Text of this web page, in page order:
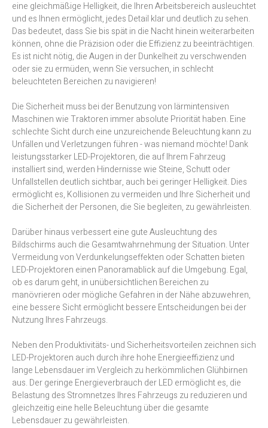
eine gleichmäßige Helligkeit, die Ihren Arbeitsbereich ausleuchtet
und es Ihnen ermöglicht, jedes Detail klar und deutlich zu sehen.
Das bedeutet, dass Sie bis spät in die Nacht hinein weiterarbeiten
können, ohne die Präzision oder die Effizienz zu beeinträchtigen.
Es ist nicht nötig, die Augen in der Dunkelheit zu verschwenden
oder sie zu ermüden, wenn Sie versuchen, in schlecht
beleuchteten Bereichen zu navigieren!
Die Sicherheit muss bei der Benutzung von lärmintensiven
Maschinen wie Traktoren immer absolute Priorität haben. Eine
schlechte Sicht durch eine unzureichende Beleuchtung kann zu
Unfällen und Verletzungen führen - was niemand möchte! Dank
leistungsstarker LED-Projektoren, die auf Ihrem Fahrzeug
installiert sind, werden Hindernisse wie Steine, Schutt oder
Unfallstellen deutlich sichtbar, auch bei geringer Helligkeit. Dies
ermöglicht es, Kollisionen zu vermeiden und Ihre Sicherheit und
die Sicherheit der Personen, die Sie begleiten, zu gewährleisten.
Darüber hinaus verbessert eine gute Ausleuchtung des
Bildschirms auch die Gesamtwahrnehmung der Situation. Unter
Vermeidung von Verdunkelungseffekten oder Schatten bieten
LED-Projektoren einen Panoramablick auf die Umgebung. Egal,
ob es darum geht, in unübersichtlichen Bereichen zu
manövrieren oder mögliche Gefahren in der Nähe abzuwehren,
eine bessere Sicht ermöglicht bessere Entscheidungen bei der
Nutzung Ihres Fahrzeugs.
Neben den Produktivitäts- und Sicherheitsvorteilen zeichnen sich
LED-Projektoren auch durch ihre hohe Energieeffizienz und
lange Lebensdauer im Vergleich zu herkömmlichen Glühbirnen
aus. Der geringe Energieverbrauch der LED ermöglicht es, die
Belastung des Stromnetzes Ihres Fahrzeugs zu reduzieren und
gleichzeitig eine helle Beleuchtung über die gesamte
Lebensdauer zu gewährleisten.